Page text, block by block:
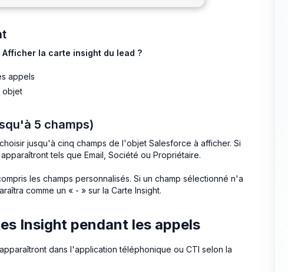
Afficher la carte insight du lead ?
appels
objet
5 champs)
jusqu'à cinq champs de l'objet Salesforce à afficher. Si
tels que Email, Société ou Propriétaire.
les champs personnalisés. Si un champ sélectionné n'a
comme un « - » sur la Carte Insight.
Insight pendant les appels
dans l'application téléphonique ou CTI selon la